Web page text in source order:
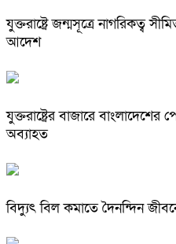
যুক্তরাষ্ট্রে জন্মসূত্রে নাগরিকত্ব
আদেশ
যুক্তরাষ্ট্রের বাজারে বাংলাদেশের
অব্যাহত
বিদ্যুৎ বিল কমাতে দৈনন্দিন